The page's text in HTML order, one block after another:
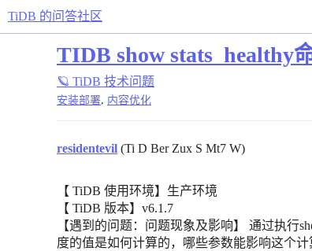
TiDB 的问答社区
TIDB show stats_healthy
🪐 TiDB 技术问题
安装部署, 内容优化
residentevil (Ti D Ber Zux S Mt7 W)
【 TiDB 使用环境】生产环境
【 TiDB 版本】v6.1.7
【遇到的问题：问题现象及影响】 通过执行
度的值是如何计算的，哪些参数能影响这个计